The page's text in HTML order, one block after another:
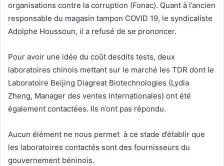
organisations contre la corruption (Fonac). Quant à l’ancien
responsable du magasin tampon COVID 19, le syndicaliste
Adolphe Houssoun, il a refusé de se prononcer.
Pour avoir une idée du coût desdits tests, deux
laboratoires chinois mettant sur le marché les TDR dont le
Laboratoire Beijing Diagreat Biotechnologies (Lydia
Zheng, Manager des ventes internationales) ont été
également contactées. Ils n’ont pas répondu.
Aucun élément ne nous permet à ce stade d’établir que
les laboratoires contactés sont des fournisseurs du
gouvernement béninois.